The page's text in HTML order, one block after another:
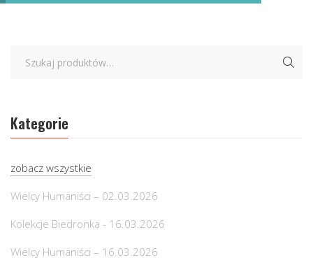
Kategorie
zobacz wszystkie
Wielcy Humaniści – 02.03.2026
Kolekcje Biedronka - 16.03.2026
Wielcy Humaniści – 16.03.2026